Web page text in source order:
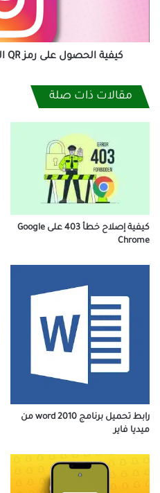
Instagram
كيفية الحصول على رمز QR الخاص بك على Instagram
مقالات ذات صلة
كيفية إصلاح خطأ 403 على Google
Chrome
رابط تحميل برنامج word 2010 من
ميديا فاير